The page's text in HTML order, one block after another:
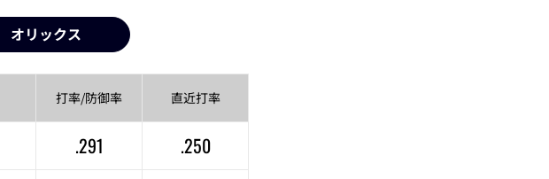
オリックス
打率/防御率 直近打率
.291
.250